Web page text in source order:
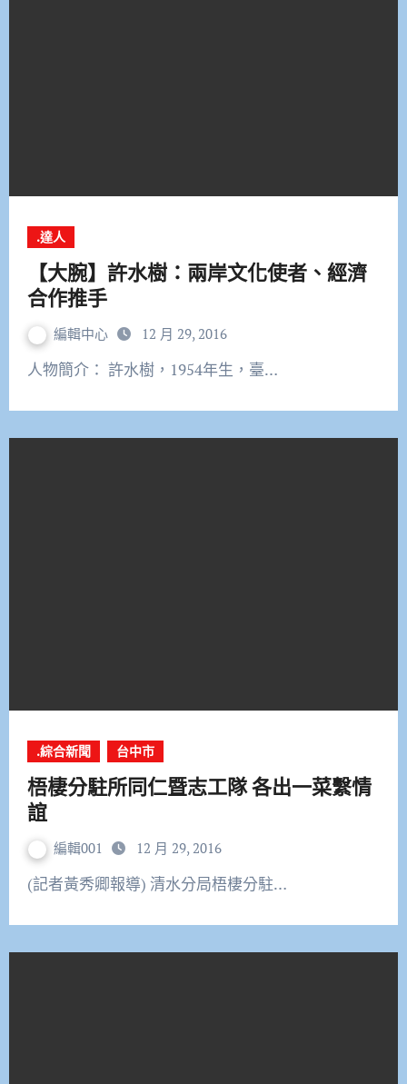
.達人
【大腕】許水樹：兩岸文化使者、經濟
合作推手
編輯中心 12 月 29, 2016
人物簡介： 許水樹，1954年生，臺…
.綜合新聞 台中市
梧棲分駐所同仁暨志工隊 各出一菜繫情
誼
編輯001 12 月 29, 2016
(記者黃秀卿報導) 清水分局梧棲分駐…